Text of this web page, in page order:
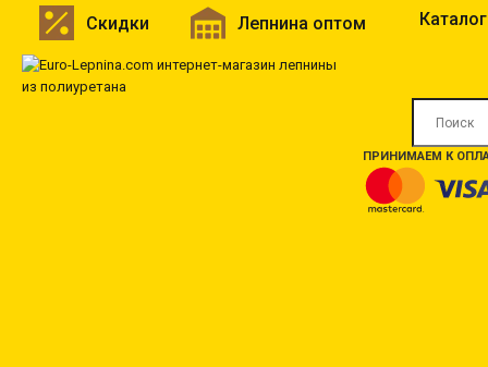
Скидки Лепнина оптом
ПРИНИМАЕМ К